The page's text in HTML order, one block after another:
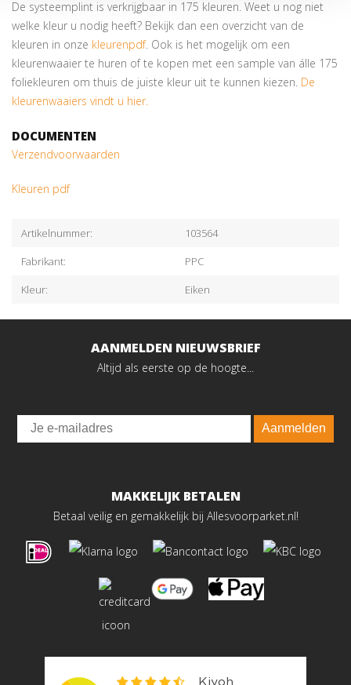
De systeemplint is verkrijgbaar in 175 kleuren. Weet u nog niet
welke kleur u nodig heeft? Bekijk dan een overzicht van de
kleuren in onze kleurenpdf. Ook is het mogelijk om een
kleurenwaaier te huren of te kopen met een sample van álle 175
foliekleuren om thuis de juiste kleur uit te kunnen kiezen. De
kleurenwaaiers vindt u hier.
DOCUMENTEN
Verzendvoorwaarden
Kleuren pdf
Artikelnummer:
103564
Fabrikant:
PPC
Kleur:
Eiken
AANMELDEN NIEUWSBRIEF
Altijd als eerste op de hoogte...
Email
Aanmelden
MAKKELIJK BETALEN
Betaal veilig en gemakkelijk bij Allesvoorparket.nl!